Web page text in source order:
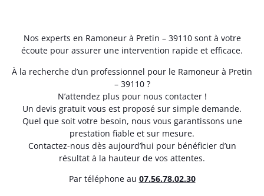
Nos experts en Ramoneur à Pretin – 39110 sont à votre
écoute pour assurer une intervention rapide et efficace.
À la recherche d’un professionnel pour le Ramoneur à Pretin
– 39110 ?
N’attendez plus pour nous contacter !
Un devis gratuit vous est proposé sur simple demande.
Quel que soit votre besoin, nous vous garantissons une
prestation fiable et sur mesure.
Contactez-nous dès aujourd’hui pour bénéficier d’un
résultat à la hauteur de vos attentes.
Par téléphone au 07.56.78.02.30